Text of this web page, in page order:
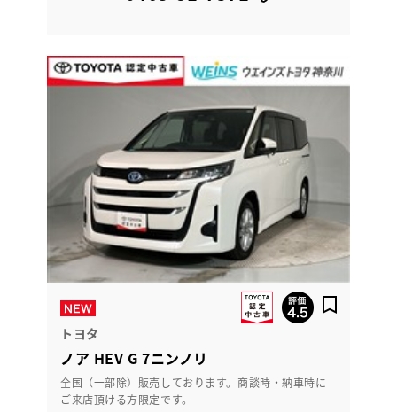
トヨタ
ノア HEV G 7ニンノリ
全国（一部除）販売しております。商談時・納車時に
ご来店頂ける方限定です。